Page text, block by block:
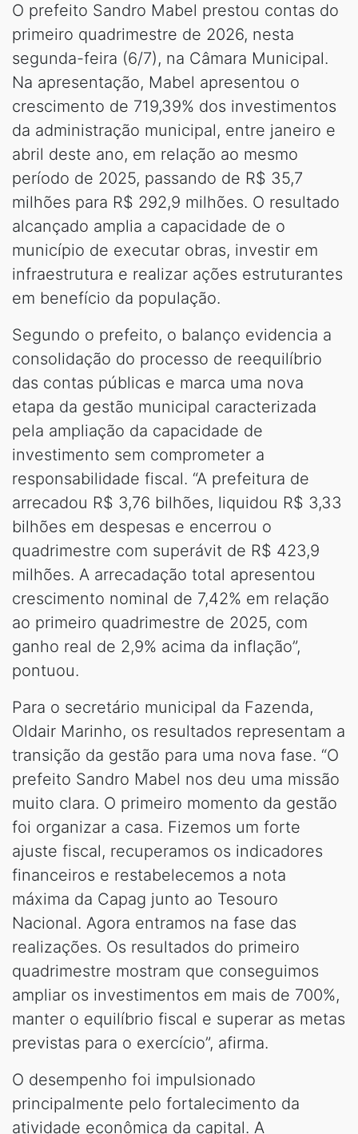
O prefeito Sandro Mabel prestou contas do
primeiro quadrimestre de 2026, nesta
segunda-feira (6/7), na Câmara Municipal.
Na apresentação, Mabel apresentou o
crescimento de 719,39% dos investimentos
da administração municipal, entre janeiro e
abril deste ano, em relação ao mesmo
período de 2025, passando de R$ 35,7
milhões para R$ 292,9 milhões. O resultado
alcançado amplia a capacidade de o
município de executar obras, investir em
infraestrutura e realizar ações estruturantes
em benefício da população.
Segundo o prefeito, o balanço evidencia a
consolidação do processo de reequilíbrio
das contas públicas e marca uma nova
etapa da gestão municipal caracterizada
pela ampliação da capacidade de
investimento sem comprometer a
responsabilidade fiscal. “A prefeitura de
arrecadou R$ 3,76 bilhões, liquidou R$ 3,33
bilhões em despesas e encerrou o
quadrimestre com superávit de R$ 423,9
milhões. A arrecadação total apresentou
crescimento nominal de 7,42% em relação
ao primeiro quadrimestre de 2025, com
ganho real de 2,9% acima da inflação”,
pontuou.
Para o secretário municipal da Fazenda,
Oldair Marinho, os resultados representam a
transição da gestão para uma nova fase. “O
prefeito Sandro Mabel nos deu uma missão
muito clara. O primeiro momento da gestão
foi organizar a casa. Fizemos um forte
ajuste fiscal, recuperamos os indicadores
financeiros e restabelecemos a nota
máxima da Capag junto ao Tesouro
Nacional. Agora entramos na fase das
realizações. Os resultados do primeiro
quadrimestre mostram que conseguimos
ampliar os investimentos em mais de 700%,
manter o equilíbrio fiscal e superar as metas
previstas para o exercício”, afirma.
O desempenho foi impulsionado
principalmente pelo fortalecimento da
atividade econômica da capital. A